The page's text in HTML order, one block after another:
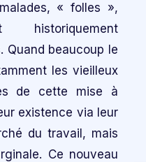
« folles »,
historiquement
Quand beaucoup le
les vieilleux
de cette mise à
existence via leur
du travail, mais
Ce nouveau